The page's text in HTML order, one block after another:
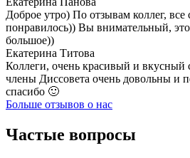
Доброе утро) По отзывам коллег, все
понравилось)) Вы внимательный,
большое))
Екатерина Титова
Коллеги, очень красивый и вкусный
члены Диссовета очень довольны и
спасибо 🙂
Больше отзывов о нас
Частые вопросы